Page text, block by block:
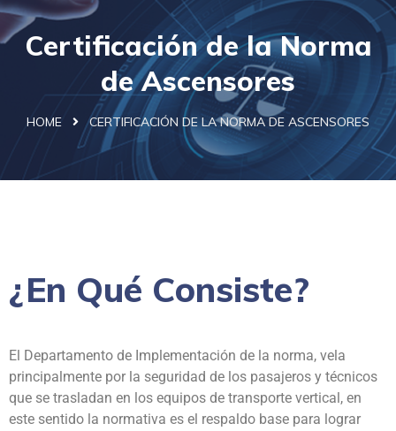
Certificación de la Norma
de Ascensores
HOME CERTIFICACIÓN DE LA NORMA DE ASCENSORES
¿En Qué Consiste?
El Departamento de Implementación de la norma, vela
principalmente por la seguridad de los pasajeros y técnicos
que se trasladan en los equipos de transporte vertical, en
este sentido la normativa es el respaldo base para lograr